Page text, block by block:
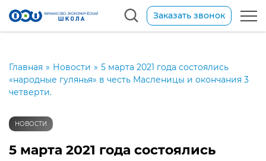
Заказать звонок
Главная » Новости » 5 марта 2021 года состоялись
«народные гулянья» в честь Масленицы и окончания 3
четверти.
НОВОСТИ
5 марта 2021 года состоялись